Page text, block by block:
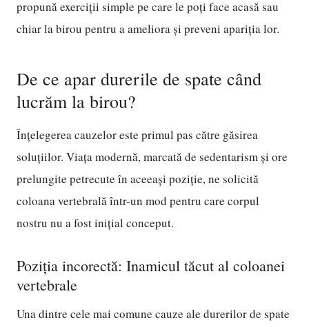
propună exerciții simple pe care le poți face acasă sau
chiar la birou pentru a ameliora și preveni apariția lor.
De ce apar durerile de spate când
lucrăm la birou?
Înțelegerea cauzelor este primul pas către găsirea
soluțiilor. Viața modernă, marcată de sedentarism și ore
prelungite petrecute în aceeași poziție, ne solicită
coloana vertebrală într-un mod pentru care corpul
nostru nu a fost inițial conceput.
Poziția incorectă: Inamicul tăcut al coloanei
vertebrale
Una dintre cele mai comune cauze ale durerilor de spate